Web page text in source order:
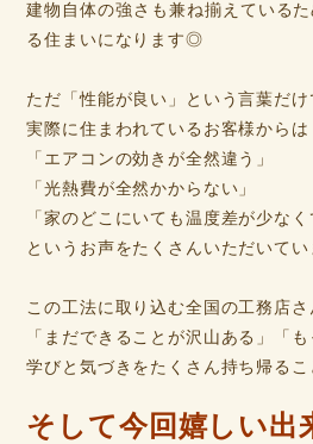
建物自体の強さも兼ね揃えている
る住まいになります◎
ただ「性能が良い」という言葉だ
実際に住まわれているお客様からは
「エアコンの効きが全然違う」
「光熱費が全然かからない」
「家のどこにいても温度差が少なく
というお声をたくさんいただいてい
この工法に取り込む全国の工務店
「まだできることが沢山ある」「
学びと気づきをたくさん持ち帰る
そして今回嬉しい出